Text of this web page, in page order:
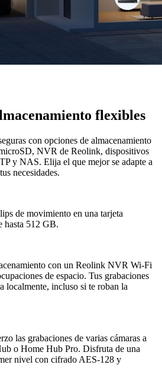
flexibles
con opciones de almacenamiento
NVR de Reolink, dispositivos
y NAS. Elija el que mejor se adapte a
tus necesidades.
de movimiento en una tarjeta
hasta 512 GB.
con un Reolink NVR Wi-Fi
de espacio. Tus grabaciones
localmente, incluso si te roban la
las grabaciones de varias cámaras a
o Home Hub Pro. Disfruta de una
nivel con cifrado AES-128 y